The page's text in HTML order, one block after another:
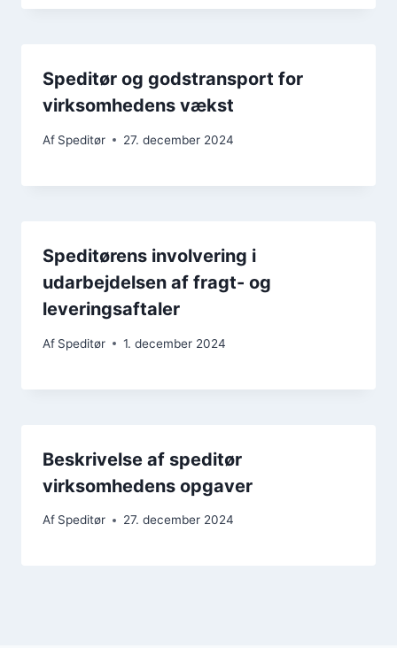
Speditør og godstransport for
virksomhedens vækst
Af Speditør 27. december 2024
Speditørens involvering i
udarbejdelsen af fragt- og
leveringsaftaler
Af Speditør 1. december 2024
Beskrivelse af speditør
virksomhedens opgaver
Af Speditør 27. december 2024